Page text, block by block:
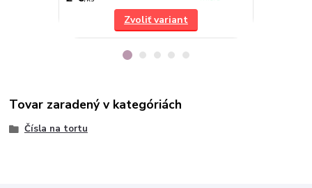
Zvoliť variant
Tovar zaradený v kategóriách
Čísla na tortu